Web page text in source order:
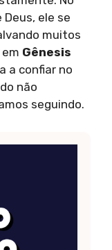
ele se
muitos
Gênesis
a confiar no
não
seguindo.